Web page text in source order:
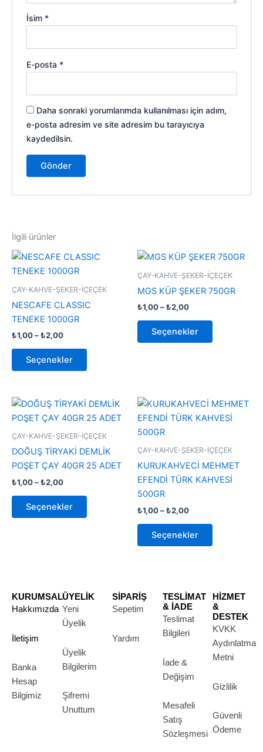
İsim *
E-posta *
Daha sonraki yorumlarımda kullanılması için adım,
e-posta adresim ve site adresim bu tarayıcıya
kaydedilsin.
İlgili ürünler
ÇAY-KAHVE-ŞEKER-İÇEÇEK
NESCAFE CLASSIC
TENEKE 1000GR
₺1,00–₺2,00
Fiyat
₺1,00
₺2,00
Seçenekler
Bu
birden
sayfasından
ÇAY-KAHVE-ŞEKER-İÇEÇEK
MGS KÜP ŞEKER 750GR
₺1,00–₺2,00
Fiyat
aralığı:
₺1,00
₺2,00
Seçenekler
Bu
ürünün
Seçenekler
ÇAY-KAHVE-ŞEKER-İÇEÇEK
DOĞUŞ TİRYAKİ DEMLİK
POŞET ÇAY 40GR 25 ADET
₺1,00–₺2,00
Fiyat
₺1,00
₺2,00
Seçenekler
Bu
ürünün
birden
fazla
varyasyonu
sayfasından
ÇAY-KAHVE-ŞEKER-İÇEÇEK
KURUKAHVECİ MEHMET
EFENDİ TÜRK KAHVESİ
500GR
₺1,00–₺2,00
Fiyat
₺1,00
Seçenekler
Bu
ürünün
fazla
varyasyonu
var.
KURUMSAL
Hakkımızda
İletişim
Banka
Hesap
Bilgimiz
ÜYELİK
Yeni
Üyelik
Üyelik
Bilgilerim
Şifremi
Unuttum
SİPARİŞ
Sepetim
Yardım
TESLİMAT
& İADE
Teslimat
Bilgileri
İade &
Değişim
Mesafeli
Satış
Sözleşmesi
HİZMET
&
DESTEK
KVKK
Aydınlatma
Metni
Gizlilik
Güvenli
Ödeme